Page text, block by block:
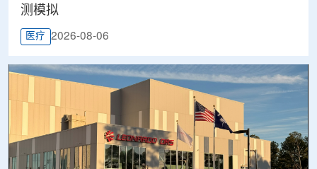
测模拟
医疗 2026-08-06